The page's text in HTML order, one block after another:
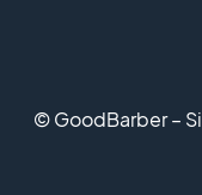
© GoodBarber –